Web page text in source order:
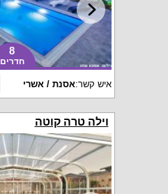
8
חדרים
איש קשר:אסנת / אשרי
וילה טרה קוטה